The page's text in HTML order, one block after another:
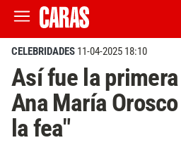
CELEBRIDADES 11-04-2025 18:10
Así fue la
Ana María
la fea"